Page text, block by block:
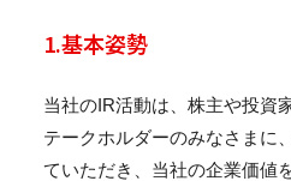
採用情報
1.基本姿勢
当社のIR活動は、株主や投資
テークホルダーのみなさまに
ていただき、当社の企業価値